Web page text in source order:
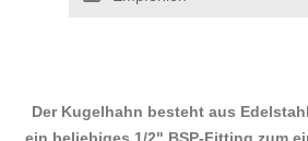
Der Kugelhahn besteht aus